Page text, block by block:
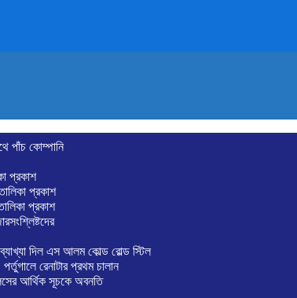
পাঁচ কোম্পানি
প্রকাশ
প্রকাশ
প্রকাশ
দিল এস আলম কোল্ড রোল্ড স্টিল
রেনাটার প্রথম চালান
আর্থিক সূচকে অবনতি